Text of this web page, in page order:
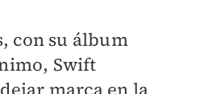
con su álbum
Swift
marca en la